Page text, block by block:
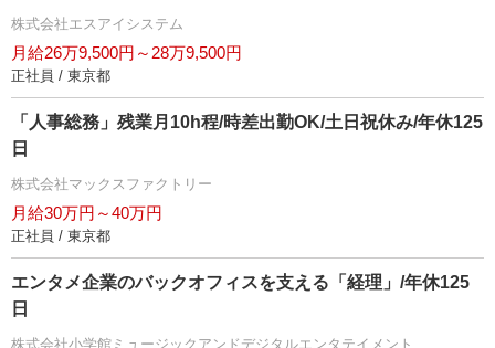
株式会社エスアイシステム
月給26万9,500円～28万9,500円
正社員 / 東京都
「人事総務」残業月10h程/時差出勤OK/土日祝休み/年休125
日
株式会社マックスファクトリー
月給30万円～40万円
正社員 / 東京都
エンタメ企業のバックオフィスを支える「経理」/年休125
日
株式会社小学館ミュージックアンドデジタルエンタテイメント